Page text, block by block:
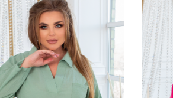
Немає в наявності